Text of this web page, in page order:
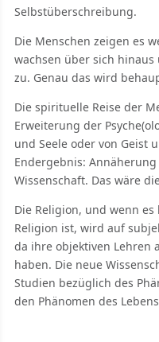
Selbstüberschreibung.
Die Menschen zeigen es
wachsen über sich
zu. Genau das wird
Die spirituelle Reise der
Erweiterung der
und Seele oder von Geist
Endergebnis:
Wissenschaft. Das wäre
Die Religion, und wenn
Religion ist, wird auf
da ihre objektiven Lehren
haben. Die neue
Studien bezüglich des
den Phänomen des